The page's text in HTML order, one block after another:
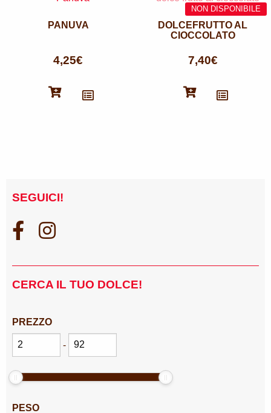
PANUVA
4,25€
DOLCEFRUTTO AL
CIOCCOLATO
7,40€
SEGUICI!
CERCA IL TUO DOLCE!
PREZZO
-
PESO